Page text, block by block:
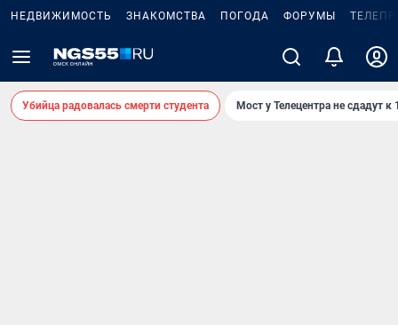
НЕДВИЖИМОСТЬ ЗНАКОМСТВА ПОГОДА ФОРУМЫ
Убийца радовалась смерти студента Мост у Телецентра не сдадут к